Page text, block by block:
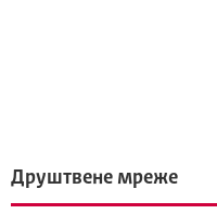
Друштвене мреже